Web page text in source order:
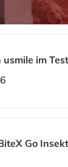
usmile im
Go